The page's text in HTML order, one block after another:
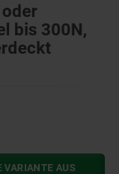
bis 300N,
VARIANTE AUS